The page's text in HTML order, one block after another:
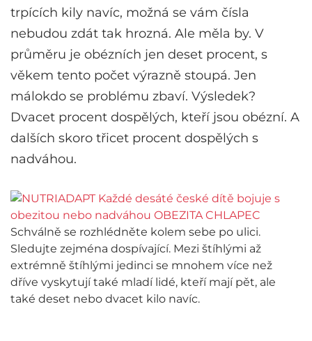
trpících kily navíc, možná se vám čísla
nebudou zdát tak hrozná. Ale měla by. V
průměru je obézních jen deset procent, s
věkem tento počet výrazně stoupá. Jen
málokdo se problému zbaví. Výsledek?
Dvacet procent dospělých, kteří jsou obézní. A
dalších skoro třicet procent dospělých s
nadváhou.
Schválně se rozhlédněte kolem sebe po ulici.
Sledujte zejména dospívající. Mezi štíhlými až
extrémně štíhlými jedinci se mnohem více než
dříve vyskytují také mladí lidé, kteří mají pět, ale
také deset nebo dvacet kilo navíc.